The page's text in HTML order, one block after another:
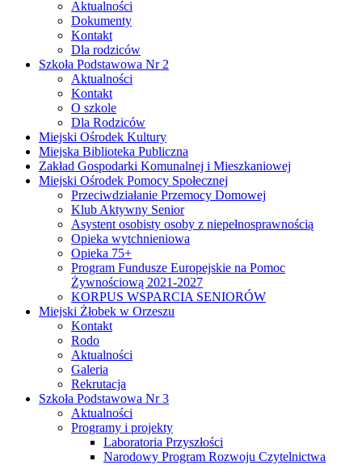
Aktualności
Dokumenty
Kontakt
Dla rodziców
Szkoła Podstawowa Nr 2
Aktualności
Kontakt
O szkole
Dla Rodziców
Miejski Ośrodek Kultury
Miejska Biblioteka Publiczna
Zakład Gospodarki Komunalnej i Mieszkaniowej
Miejski Ośrodek Pomocy Społecznej
Przeciwdziałanie Przemocy Domowej
Klub Aktywny Senior
Asystent osobisty osoby z niepełnosprawnością
Opieka wytchnieniowa
Opieka 75+
Program Fundusze Europejskie na Pomoc
Żywnościową 2021-2027
KORPUS WSPARCIA SENIORÓW
Miejski Żłobek w Orzeszu
Kontakt
Rodo
Aktualności
Galeria
Rekrutacja
Szkoła Podstawowa Nr 3
Aktualności
Programy i projekty
Laboratoria Przyszłości
Narodowy Program Rozwoju Czytelnictwa